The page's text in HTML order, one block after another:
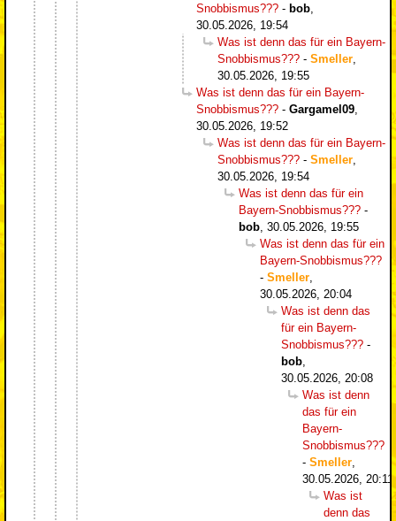
Snobbismus??? - bob
30.05.2026, 19:54
Was ist denn das für ein Bayern-
Snobbismus??? - Smeller
30.05.2026, 19:55
Was ist denn das für ein Bayern-
Snobbismus??? - Gargamel09
30.05.2026, 19:52
Was ist denn das für ein Bayern-
Snobbismus??? - Smeller
30.05.2026, 19:54
Was ist denn das für ein
Bayern-Snobbismus??? -
bob 30.05.2026, 19:55
Was ist denn das für ein
Bayern-Snobbismus???
- Smeller
30.05.2026, 20:04
Was ist denn das
für ein Bayern-
Snobbismus??? -
bob
30.05.2026, 20:08
Was ist denn
das für ein
Bayern-
Snobbismus???
- Smeller
30.05.2026, 20:11
Was ist
denn das